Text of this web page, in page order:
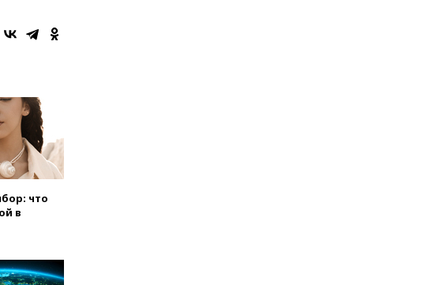
при
новые
Маск
что
в